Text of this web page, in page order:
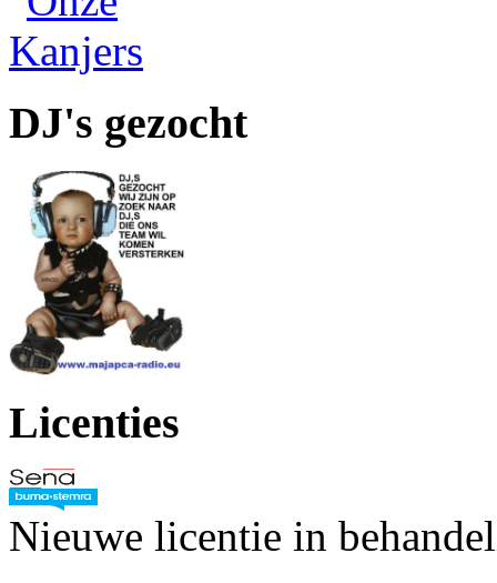
DJ's gezocht
Licenties
Nieuwe licentie in